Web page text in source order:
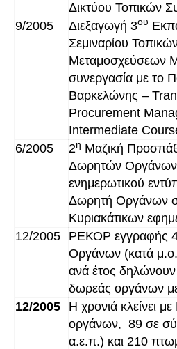
Δικτύου Τοπικών
9/2005
Διεξαγωγή 3ου
Σεμιναρίου
Μεταμοσχεύσεων
συνεργασία με το
Βαρκελώνης –
Procurement
Intermediate
6/2005
2η Μαζική
Δωρητών
ενημερωτικού
Δωρητή Οργάνων
Κυριακάτικων
12/2005
ΡΕΚΟΡ εγγραφής
Οργάνων (κατά μ.ο.
ανά έτος δηλώνουν
δωρεάς οργάνων
12/2005
Η χρονιά κλείνει
οργάνων, 89 σε
α.ε.π.) και 210